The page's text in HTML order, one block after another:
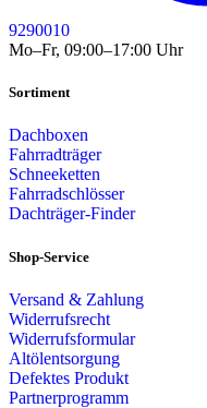
9290010
Mo–Fr, 09:00–17:00 Uhr
Sortiment
Dachboxen
Fahrradträger
Schneeketten
Fahrradschlösser
Dachträger-Finder
Shop-Service
Versand & Zahlung
Widerrufsrecht
Widerrufsformular
Altölentsorgung
Defektes Produkt
Partnerprogramm